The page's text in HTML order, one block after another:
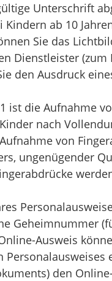
Unterschrift
ab 10
Sie das
Dienstleister
den Ausdruck
ist die Aufnahme
nach
von
ungenügender
Geheimnummer
Ausweis
den